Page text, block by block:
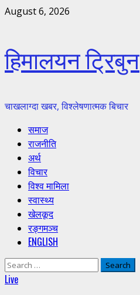
Skip
August 6, 2026
हिमालयन ट्रिबुन
चाखलाग्दा खबर, विश्लेषणात्मक बिचार
Primary
Menu
समाज
राजनीति
अर्थ
विचार
विश्व मामिला
स्वास्थ्य
खेलकूद
रङ्गमञ्च
ENGLISH
Search
for:
Live